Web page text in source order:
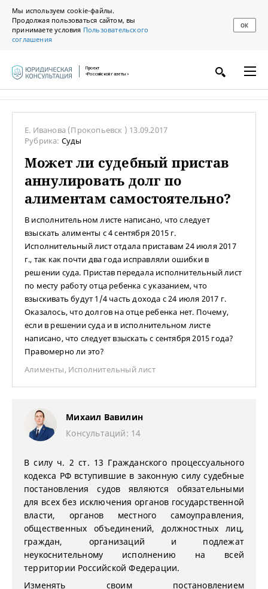
Мы используем cookie-файлы.
Продолжая пользоваться сайтом, вы
принимаете условия Пользовательского
соглашения
ОК
Проект
«Российской газеты»
Е. Иванова (Прокопьевск ) 13.09.2017
Рубрика: Суды
Может ли судебный пристав
аннулировать долг по
алиментам самостоятельно?
В исполнительном листе написано, что следует
взыскать алименты с 4 сентября 2015 г.
Исполнительный лист отдала приставам 24 июля 2017
г., так как почти два года исправляли ошибки в
решении суда. Пристав передала исполнительный лист
по месту работу отца ребенка с указанием, что
взыскивать будут 1/4 часть дохода с 24 июля 2017 г.
Оказалось, что долгов на отце ребенка нет. Почему,
если в решении суда и в исполнительном листе
написано, что следует взыскать с сентября 2015 года?
Правомерно ли это?
Алименты, Исполнительный лист
Михаил Вавилин
Консультаций: 14
В силу ч. 2 ст. 13 Гражданского процессуального
кодекса РФ вступившие в законную силу судебные
постановления судов являются обязательными
для всех без исключения органов государственной
власти, органов местного самоуправления,
общественных объединений, должностных лиц,
граждан, организаций и подлежат
неукоснительному исполнению на всей
территории Российской Федерации.
Изменять своим постановлением